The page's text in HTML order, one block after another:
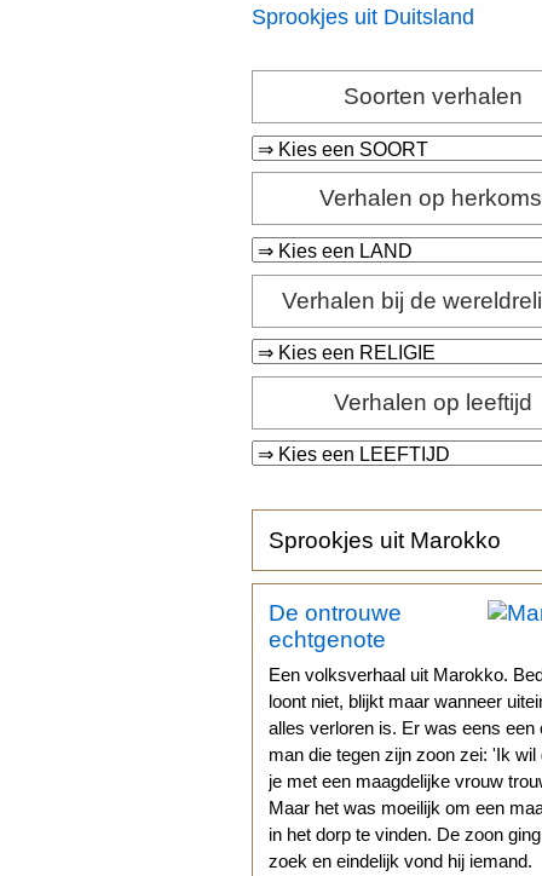
Sprookjes uit Duitsland
Soorten verhalen
Verhalen op
Verhalen bij de
Verhalen op leeftijd
Sprookjes uit Marokko
De ontrouwe
echtgenote
Een volksverhaal uit Marokko.
loont niet, blijkt maar wanneer
alles verloren is. Er was eens een
man die tegen zijn zoon zei: 'Ik wil
je met een maagdelijke vrouw
Maar het was moeilijk om een
in het dorp te vinden. De zoon
zoek en eindelijk vond hij iemand.